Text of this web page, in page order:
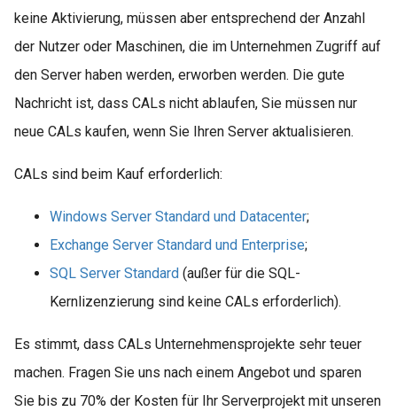
keine Aktivierung, müssen aber entsprechend der Anzahl
der Nutzer oder Maschinen, die im Unternehmen Zugriff auf
den Server haben werden, erworben werden. Die gute
Nachricht ist, dass CALs nicht ablaufen, Sie müssen nur
neue CALs kaufen, wenn Sie Ihren Server aktualisieren.
CALs sind beim Kauf erforderlich:
Windows Server Standard und Datacenter;
Exchange Server Standard und Enterprise;
SQL Server Standard (außer für die SQL-
Kernlizenzierung sind keine CALs erforderlich).
Es stimmt, dass CALs Unternehmensprojekte sehr teuer
machen. Fragen Sie uns nach einem Angebot und sparen
Sie bis zu 70% der Kosten für Ihr Serverprojekt mit unseren